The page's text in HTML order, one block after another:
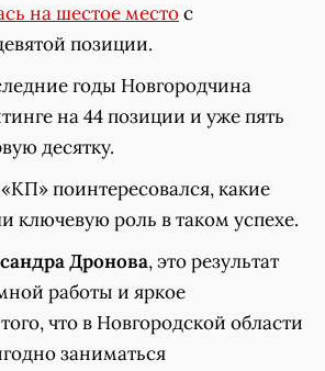
на шестое местос
позиции.
годы Новгородчина
на 44 позиции и уже пять
десятку.
поинтересовался, какие
ключевую роль в таком успехе.
Дронова, это результат
работы и яркое
что в Новгородской области
заниматься